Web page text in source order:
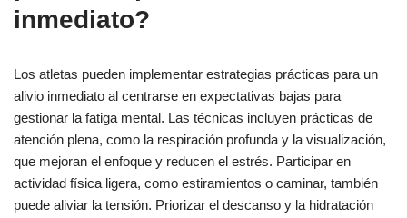
inmediato?
Los atletas pueden implementar estrategias prácticas para un
alivio inmediato al centrarse en expectativas bajas para
gestionar la fatiga mental. Las técnicas incluyen prácticas de
atención plena, como la respiración profunda y la visualización,
que mejoran el enfoque y reducen el estrés. Participar en
actividad física ligera, como estiramientos o caminar, también
puede aliviar la tensión. Priorizar el descanso y la hidratación